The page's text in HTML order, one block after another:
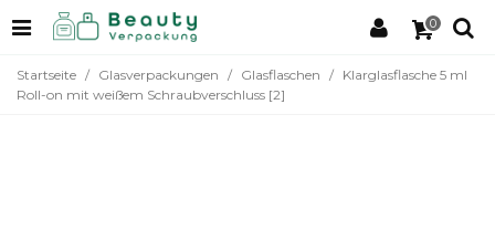
0
Startseite / Glasverpackungen / Glasflaschen / Klarglasflasche 5 ml
Roll-on mit weißem Schraubverschluss [2]